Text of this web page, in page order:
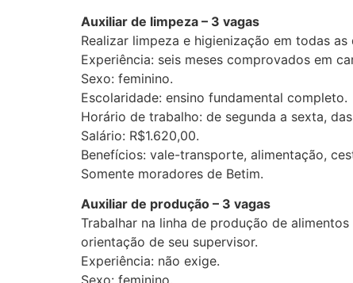
Auxiliar de limpeza – 3 vagas
Realizar limpeza e higienização em todas
Experiência: seis meses comprovados em
Sexo: feminino.
Escolaridade: ensino fundamental completo.
Horário de trabalho: de segunda a sexta,
Salário: R$1.620,00.
Benefícios: vale-transporte, alimentação,
Somente moradores de Betim.
Auxiliar de produção – 3 vagas
Trabalhar na linha de produção de
orientação de seu supervisor.
Experiência: não exige.
Sexo: feminino.